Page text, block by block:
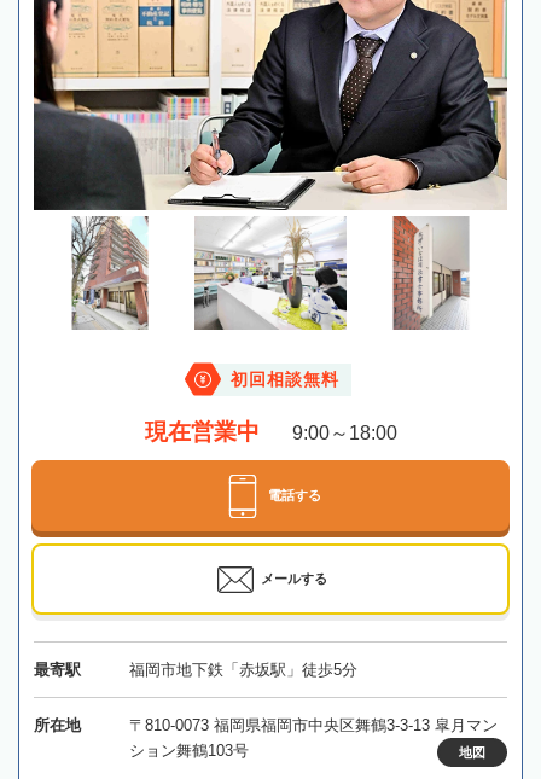
初回相談無料
現在営業中 9:00～18:00
電話する
メールする
最寄駅 福岡市地下鉄「赤坂駅」徒歩5分
所在地
〒810-0073 福岡県福岡市中央区舞鶴3-3-13 皐月マン
ション舞鶴103号
地図